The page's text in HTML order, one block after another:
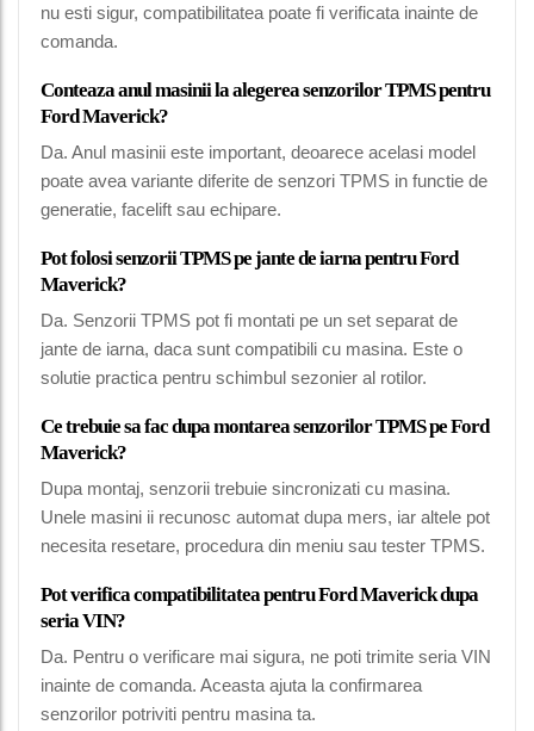
nu esti sigur, compatibilitatea poate fi verificata inainte de
comanda.
Conteaza anul masinii la alegerea senzorilor TPMS pentru
Ford Maverick?
Da. Anul masinii este important, deoarece acelasi model
poate avea variante diferite de senzori TPMS in functie de
generatie, facelift sau echipare.
Pot folosi senzorii TPMS pe jante de iarna pentru Ford
Maverick?
Da. Senzorii TPMS pot fi montati pe un set separat de
jante de iarna, daca sunt compatibili cu masina. Este o
solutie practica pentru schimbul sezonier al rotilor.
Ce trebuie sa fac dupa montarea senzorilor TPMS pe Ford
Maverick?
Dupa montaj, senzorii trebuie sincronizati cu masina.
Unele masini ii recunosc automat dupa mers, iar altele pot
necesita resetare, procedura din meniu sau tester TPMS.
Pot verifica compatibilitatea pentru Ford Maverick dupa
seria VIN?
Da. Pentru o verificare mai sigura, ne poti trimite seria VIN
inainte de comanda. Aceasta ajuta la confirmarea
senzorilor potriviti pentru masina ta.